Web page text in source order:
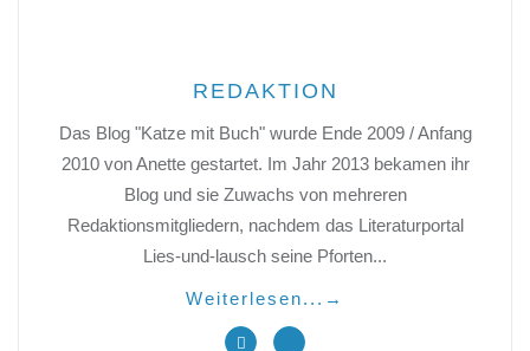
REDAKTION
Das Blog "Katze mit Buch" wurde Ende 2009 / Anfang
2010 von Anette gestartet. Im Jahr 2013 bekamen ihr
Blog und sie Zuwachs von mehreren
Redaktionsmitgliedern, nachdem das Literaturportal
Lies-und-lausch seine Pforten...
Weiterlesen... →